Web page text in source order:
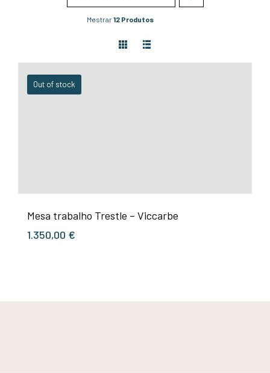
Mostrar12 Produtos
Out of stock
Mesa trabalho Trestle – Viccarbe
1.350,00 €